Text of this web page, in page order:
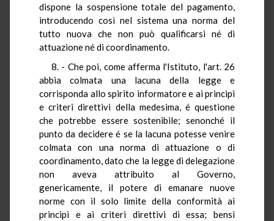
dispone la sospensione totale del pagamento,
introducendo così nel sistema una norma del
tutto nuova che non può qualificarsi né di
attuazione né di coordinamento.
8. - Che poi, come afferma l'Istituto, l'art. 26
abbia colmata una lacuna della legge e
corrisponda allo spirito informatore e ai principi
e criteri direttivi della medesima, é questione
che potrebbe essere sostenibile; senonché il
punto da decidere é se la lacuna potesse venire
colmata con una norma di attuazione o di
coordinamento, dato che la legge di delegazione
non aveva attribuito al Governo,
genericamente, il potere di emanare nuove
norme con il solo limite della conformità ai
principi e ai criteri direttivi di essa; bensì